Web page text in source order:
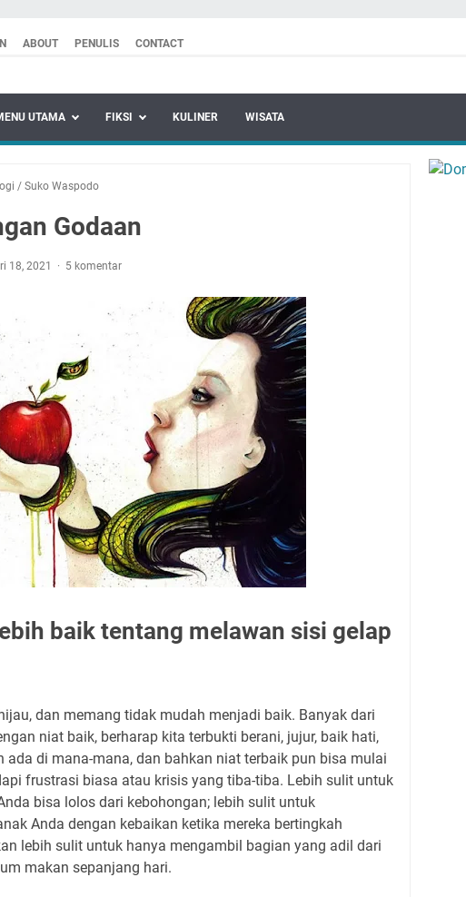
ABOUT PENULIS CONTACT
UTAMA FIKSI KULINER WISATA
/ Suko Waspodo
Godaan
18, 2021 5 komentar
baik tentang melawan sisi gelap
dan memang tidak mudah menjadi baik. Banyak dari
niat baik, berharap kita terbukti berani, jujur, baik hati,
ada di mana-mana, dan bahkan niat terbaik pun bisa mulai
frustrasi biasa atau krisis yang tiba-tiba. Lebih sulit untuk
bisa lolos dari kebohongan; lebih sulit untuk
Anda dengan kebaikan ketika mereka bertingkah
lebih sulit untuk hanya mengambil bagian yang adil dari
makan sepanjang hari.